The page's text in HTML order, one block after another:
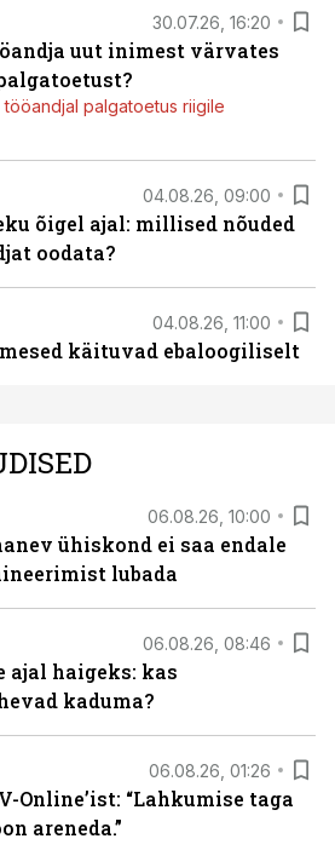
30.07.26, 16:20
uut inimest värvates
palgatoetus riigile
04.08.26, 09:00
õigel ajal: millised nõuded
oodata?
04.08.26, 11:00
käituvad ebaloogiliselt
06.08.26, 10:00
ühiskond ei saa endale
lubada
06.08.26, 08:46
ajal haigeks: kas
kaduma?
06.08.26, 01:26
Online’ist: “Lahkumise taga
areneda.”